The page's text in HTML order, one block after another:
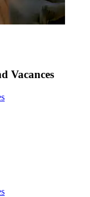
Vacances